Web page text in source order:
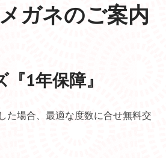
ガネのご案内
『1年保障』
た場合、最適な度数に合せ無料交